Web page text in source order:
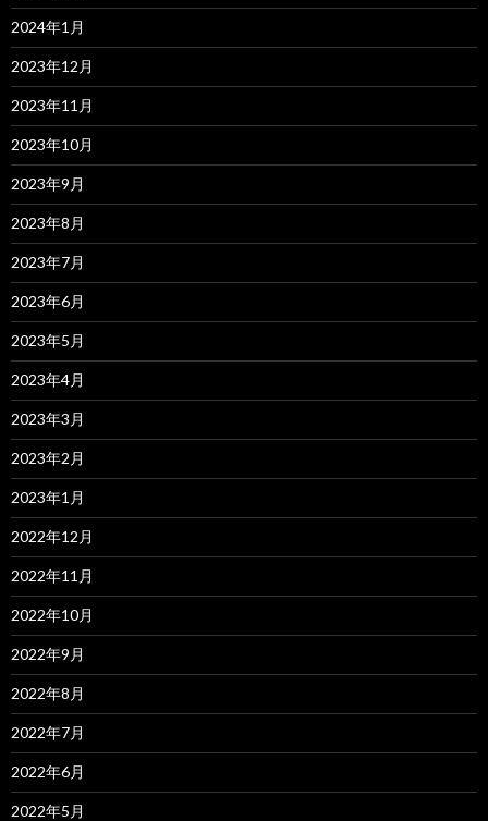
2024年1月
2023年12月
2023年11月
2023年10月
2023年9月
2023年8月
2023年7月
2023年6月
2023年5月
2023年4月
2023年3月
2023年2月
2023年1月
2022年12月
2022年11月
2022年10月
2022年9月
2022年8月
2022年7月
2022年6月
2022年5月